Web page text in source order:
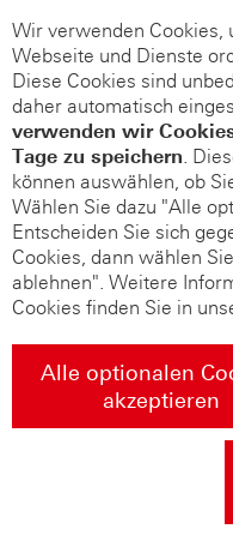
Wir verwenden Cookies,
Webseite und Dienste
Diese Cookies sind
daher automatisch
verwenden wir
Tage zu speichern.
können auswählen, ob
Wählen Sie dazu "Alle
Entscheiden Sie sich
Cookies, dann wählen
ablehnen". Weitere
Cookies finden Sie in
Alle optionalen
akzeptieren